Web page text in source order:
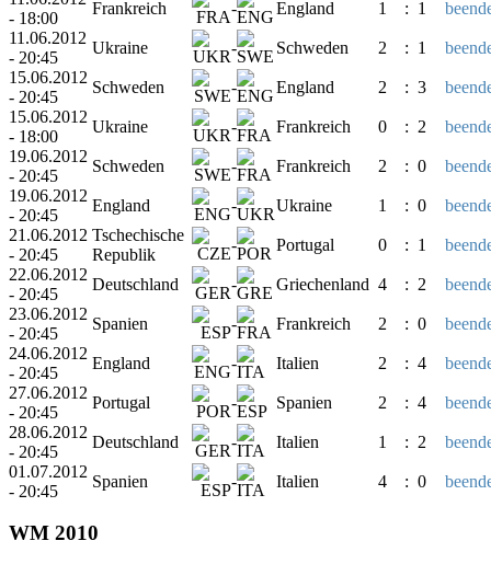
- 18:00
Frankreich - England 1 : 1
11.06.2012
- 20:45
Ukraine - Schweden 2 : 1
15.06.2012
- 20:45
Schweden - England 2 : 3
15.06.2012
- 18:00
Ukraine - Frankreich 0 : 2
19.06.2012
- 20:45
Schweden - Frankreich 2 : 0
19.06.2012
- 20:45
England - Ukraine 1 : 0
21.06.2012
- 20:45
Tschechische
Republik
- Portugal 0 : 1
22.06.2012
- 20:45
Deutschland - Griechenland 4 : 2
23.06.2012
- 20:45
Spanien - Frankreich 2 : 0
24.06.2012
- 20:45
England - Italien 2 : 4
27.06.2012
- 20:45
Portugal - Spanien 2 : 4
28.06.2012
- 20:45
Deutschland - Italien 1 : 2
01.07.2012
- 20:45
Spanien - Italien 4 : 0
WM 2010